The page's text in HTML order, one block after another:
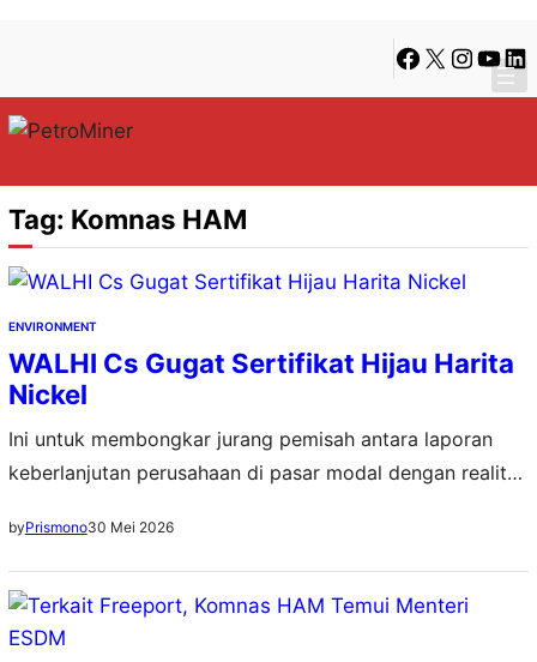
konten
content
Facebook
X Instagram
Tag: Komnas HAM
ENVIRONMENT
WALHI Cs Gugat Sertifikat Hijau Harita
Nickel
Ini untuk membongkar jurang pemisah antara laporan
keberlanjutan perusahaan di pasar modal dengan realitas
byPrismono30 Mei 2026